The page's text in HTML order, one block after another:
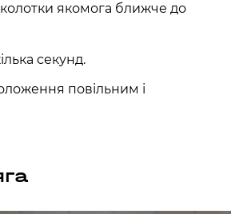
якомога ближче до
секунд.
повільним і